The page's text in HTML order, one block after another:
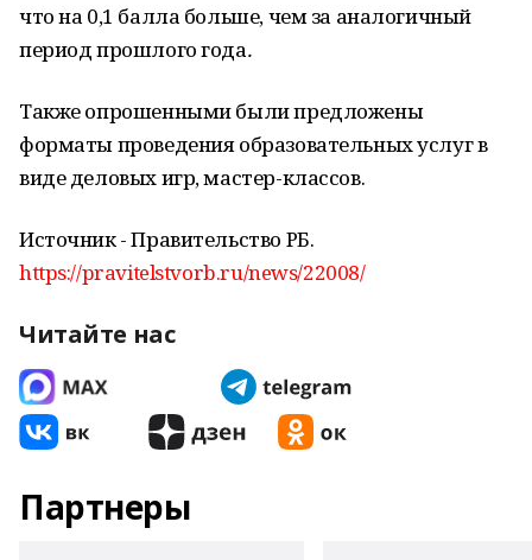
что на 0,1 балла больше, чем за аналогичный
период прошлого года.
Также опрошенными были предложены
форматы проведения образовательных услуг в
виде деловых игр, мастер-классов.
Источник - Правительство РБ.
https://pravitelstvorb.ru/news/22008/
Читайте нас
Партнеры